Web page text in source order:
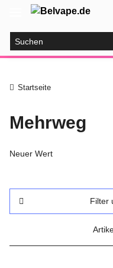
Startseite
Mehrweg
Neuer Wert
Filter